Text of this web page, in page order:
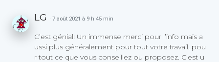
LG · 7 août 2021 à 9 h 45 min
C’est génial! Un immense merci pour l’info mais a
ussi plus généralement pour tout votre travail, pou
r tout ce que vous conseillez ou proposez. C’est u